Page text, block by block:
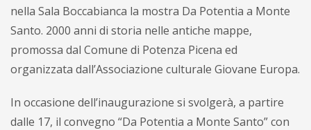
nella Sala Boccabianca la mostra Da Potentia a Monte
Santo. 2000 anni di storia nelle antiche mappe,
promossa dal Comune di Potenza Picena ed
organizzata dall’Associazione culturale Giovane Europa.
In occasione dell’inaugurazione si svolgerà, a partire
dalle 17, il convegno “Da Potentia a Monte Santo” con